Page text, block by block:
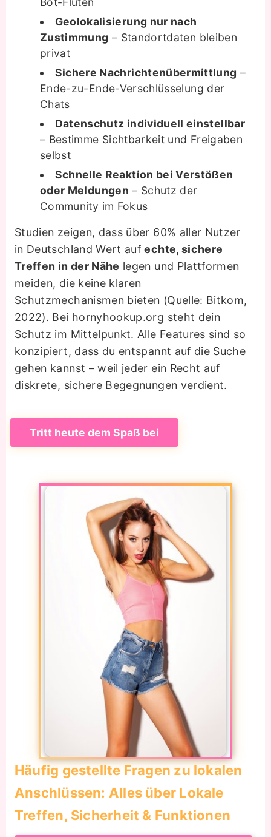
Geolokalisierung nur nach
Zustimmung – Standortdaten bleiben
privat
Sichere Nachrichtenübermittlung –
Ende-zu-Ende-Verschlüsselung der
Chats
Datenschutz individuell einstellbar
– Bestimme Sichtbarkeit und Freigaben
selbst
Schnelle Reaktion bei Verstößen
oder Meldungen – Schutz der
Community im Fokus
Studien zeigen, dass über 60% aller Nutzer
in Deutschland Wert aufechte, sichere
Treffen in der Nähe legen und Plattformen
meiden, die keine klaren
Schutzmechanismen bieten (Quelle: Bitkom,
2022). Bei hornyhookup.org steht dein
Schutz im Mittelpunkt. Alle Features sind so
konzipiert, dass du entspannt auf die Suche
gehen kannst – weil jeder ein Recht auf
diskrete, sichere Begegnungen verdient.
Tritt heute dem Spaß bei
Häufig gestellte Fragen zu lokalen
Anschlüssen: Alles über Lokale
Treffen, Sicherheit & Funktionen